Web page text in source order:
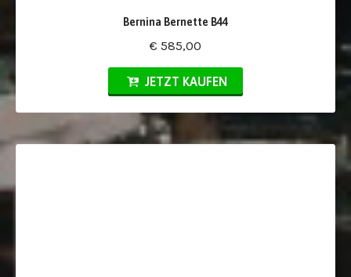
Bernina Bernette B44
€ 585,00
JETZT KAUFEN